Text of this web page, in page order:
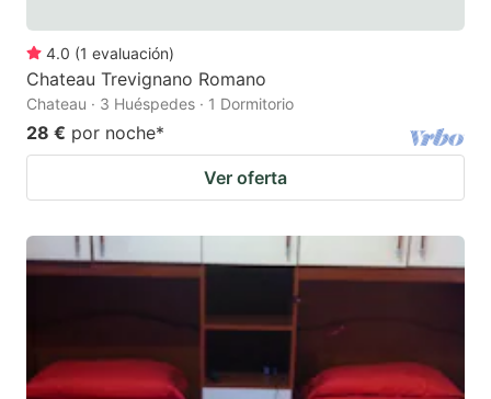
4.0 (1 evaluación)
Chateau Trevignano Romano
Chateau · 3 Huéspedes · 1 Dormitorio
28 € por noche*
Ver oferta